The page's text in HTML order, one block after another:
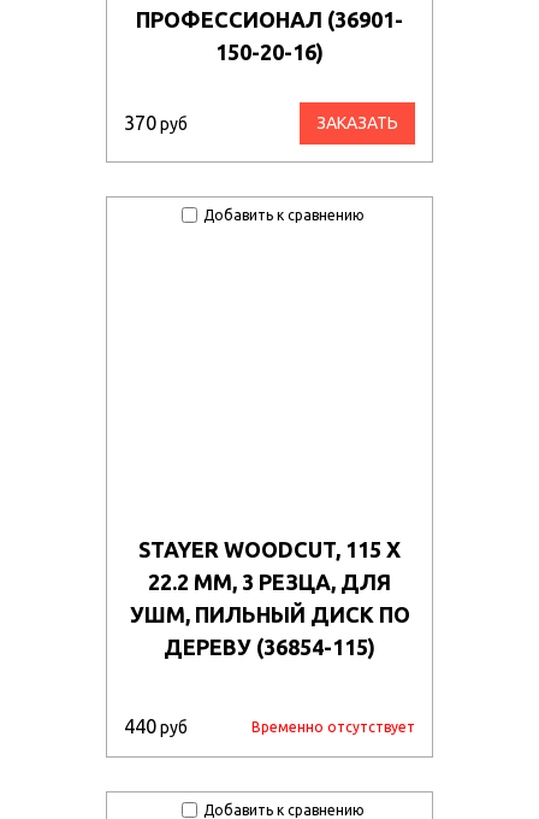
ПРОФЕССИОНАЛ (36901-
150-20-16)
370руб ЗАКАЗАТЬ
Добавить к сравнению
STAYER WOODCUT, 115 Х
22.2 ММ, 3 РЕЗЦА, ДЛЯ
УШМ, ПИЛЬНЫЙ ДИСК ПО
ДЕРЕВУ (36854-115)
440руб Временно отсутствует
Добавить к сравнению